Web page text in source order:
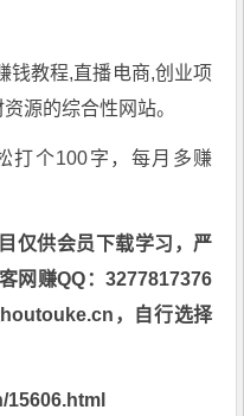
钱教程,直播电商,创业项
源的综合性网站。
仅供会员下载学习，严
网赚QQ：3277817376
，自行选择